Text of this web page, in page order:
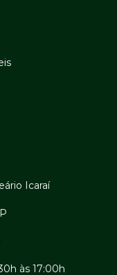
Icaraí
às 17:00h